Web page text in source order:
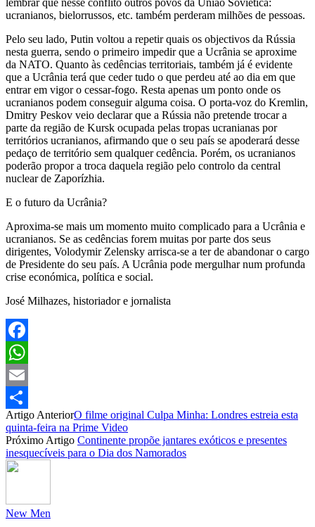
ucranianos, bielorrussos, etc. também perderam milhões de pessoas.
Pelo seu lado, Putin voltou a repetir quais os objectivos da Rússia
nesta guerra, sendo o primeiro impedir que a Ucrânia se aproxime
da NATO. Quanto às cedências territoriais, também já é evidente
que a Ucrânia terá que ceder tudo o que perdeu até ao dia em que
entrar em vigor o cessar-fogo. Resta apenas um ponto onde os
ucranianos podem conseguir alguma coisa. O porta-voz do Kremlin,
Dmitry Peskov veio declarar que a Rússia não pretende trocar a
parte da região de Kursk ocupada pelas tropas ucranianas por
territórios ucranianos, afirmando que o seu país se apoderará desse
pedaço de território sem qualquer cedência. Porém, os ucranianos
poderão propor a troca daquela região pelo controlo da central
nuclear de Zaporízhia.
E o futuro da Ucrânia?
Aproxima-se mais um momento muito complicado para a Ucrânia e
ucranianos. Se as cedências forem muitas por parte dos seus
dirigentes, Volodymir Zelensky arrisca-se a ter de abandonar o cargo
de Presidente do seu país. A Ucrânia pode mergulhar num profunda
crise económica, política e social.
José Milhazes, historiador e jornalista
Facebook
WhatsApp
Email
Partilhar
Artigo AnteriorO filme original Culpa Minha: Londres estreia esta
quinta-feira na Prime Video
Próximo Artigo Continente propõe jantares exóticos e presentes
inesquecíveis para o Dia dos Namorados
New Men